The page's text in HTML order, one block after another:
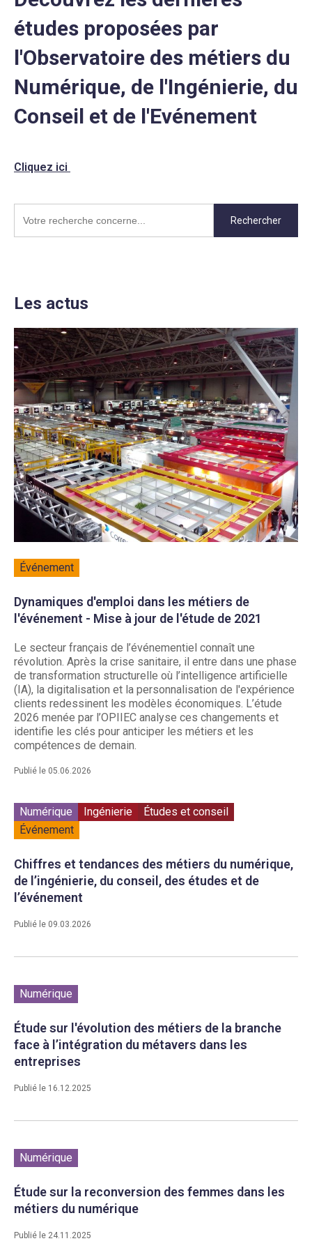
études proposées par
l'Observatoire des métiers du
Numérique, de l'Ingénierie, du
Conseil et de l'Evénement
Cliquez ici
Rechercher
Les actus
Événement
Dynamiques d'emploi dans les métiers de
l'événement - Mise à jour de l'étude de 2021
Le secteur français de l’événementiel connaît une
révolution. Après la crise sanitaire, il entre dans une phase
de transformation structurelle où l’intelligence artificielle
(IA), la digitalisation et la personnalisation de l'expérience
clients redessinent les modèles économiques. L’étude
2026 menée par l’OPIIEC analyse ces changements et
identifie les clés pour anticiper les métiers et les
compétences de demain.
Publié le 05.06.2026
Numérique Ingénierie
Études et conseil
Événement
Chiffres et tendances des métiers du numérique,
de l’ingénierie, du conseil, des études et de
l’événement
Publié le 09.03.2026
Numérique
Étude sur l'évolution des métiers de la branche
face à l’intégration du métavers dans les
entreprises
Publié le 16.12.2025
Numérique
Étude sur la reconversion des femmes dans les
métiers du numérique
Publié le 24.11.2025